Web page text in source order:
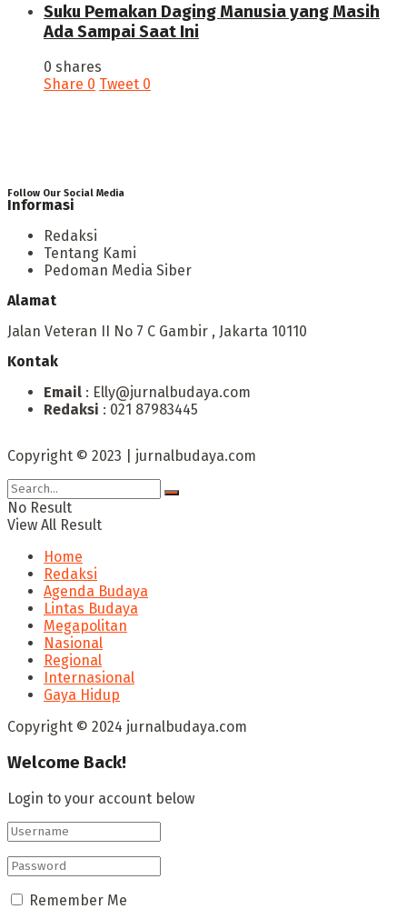
‎Suku Pemakan Daging Manusia yang Masih
Ada Sampai Saat Ini
0 shares
Share 0 Tweet 0
Follow Our Social Media
Informasi
Redaksi
Tentang Kami
Pedoman Media Siber
Alamat
Jalan Veteran II No 7 C Gambir , Jakarta 10110
Kontak
Email : Elly@jurnalbudaya.com
Redaksi : 021 87983445
Copyright © 2023 | jurnalbudaya.com
No Result
View All Result
Home
Redaksi
Agenda Budaya
Lintas Budaya
Megapolitan
Nasional
Regional
Internasional
Gaya Hidup
Copyright © 2024 jurnalbudaya.com
Welcome Back!
Login to your account below
Remember Me